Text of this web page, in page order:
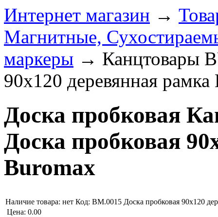
Интернет магазин →
Магнитные,
маркеры → Канцтовары
90х120 деревянная
Доска пробковая
Доска пробковая
Buromax
Наличие товара: нет Код: BM.0015 Доска пробковая 90х120
Цена: 0.00